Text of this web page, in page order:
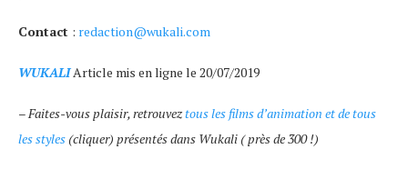
Contact : redaction@wukali.com
WUKALIArticle mis en ligne le 20/07/2019
– Faites-vous plaisir, retrouveztous les films d’animation et de tous
les styles(cliquer) présentés dans Wukali ( près de 300 !)